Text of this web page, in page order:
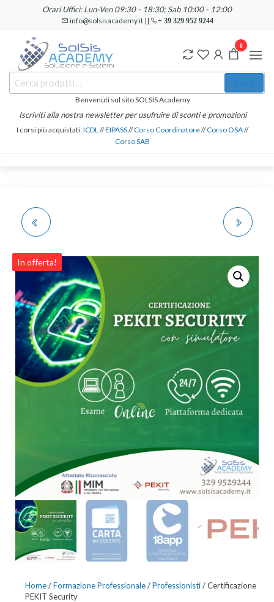
contenuto
Orari Uffici: Lun-Ven 09:30 - 18:30; Sab 10:00 - 12:00
info@solsisacademy.it || + 39 329 952 9244
SOLSIS
Academy
Corsi e
Certificazioni
Linguistiche
Benvenuti sul sito SOLSIS Academy
Iscriviti alla nostra newsletter per usufruire di sconti e promozioni
I corsi più acquistati:ICDL//EIPASS//Corso Coordinatore//Corso OSA//
Corso SAB
0
CORSO PEKIT PRIVACY
GDPR DPO 2.0
In offerta!
Home/Formazione Professionale/Professionisti/ Certificazione
PEKIT Security